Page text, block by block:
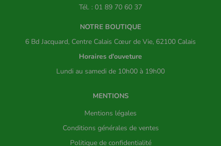
Tél. : 01 89 70 60 37
NOTRE BOUTIQUE
6 Bd Jacquard, Centre Calais Cœur de Vie, 62100 Calais
Horaires d'ouveture
Lundi au samedi de 10h00 à 19h00
MENTIONS
Mentions légales
Conditions générales de ventes
Politique de confidentialité